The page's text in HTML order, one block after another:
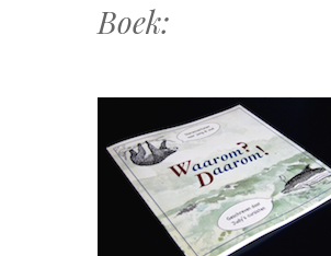
Boek: